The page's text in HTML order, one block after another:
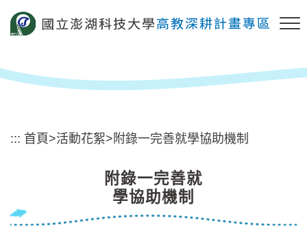
內
::: 首頁 >活動花絮> 附錄一完善就學協助機制
附錄一完善就
學協助機制